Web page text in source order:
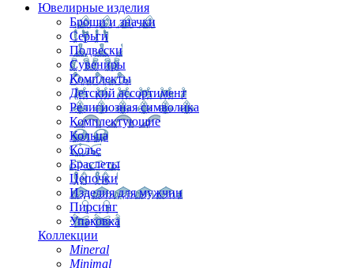
Ювелирные изделия
Броши и значки
Серьги
Подвески
Сувениры
Комплекты
Детский ассортимент
Религиозная символика
Комплектующие
Кольца
Колье
Браслеты
Цепочки
Изделия для мужчин
Пирсинг
Упаковка
Коллекции
Mineral
Minimal